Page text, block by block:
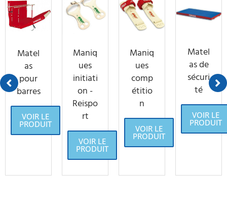
Matel
as
pour
barres
VOIR LE
PRODUIT
Maniq
ues
initiati
on -
Reispo
rt
VOIR LE
PRODUIT
Maniq
ues
comp
étitio
n
VOIR LE
PRODUIT
Matel
as de
sécuri
té
VOIR LE
PRODUIT